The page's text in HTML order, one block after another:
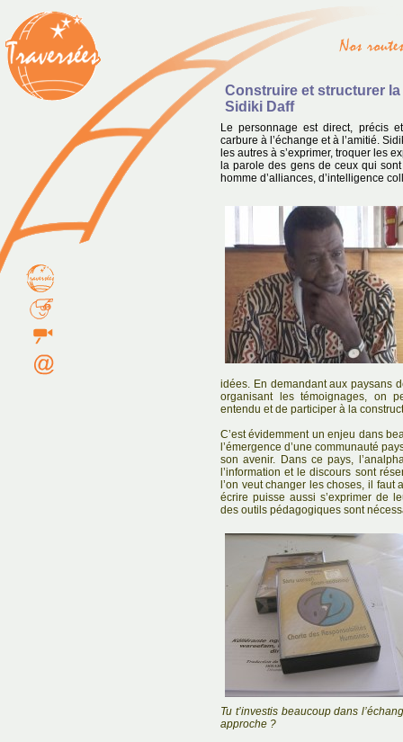
Construire et structurer
Sidiki Daff
Le personnage est direct, précis
carbure à l’échange et à l’amitié.
les autres à s’exprimer, troquer les
la parole des gens de ceux qui
homme d’alliances, d’intelligence
idées. En demandant aux paysans
organisant les témoignages, on
entendu et de participer à la
C’est évidemment un enjeu dans
l’émergence d’une communauté
son avenir. Dans ce pays,
l’information et le discours sont
l’on veut changer les choses, il
écrire puisse aussi s’exprimer de
des outils pédagogiques sont
Tu t’investis beaucoup dans
approche ?